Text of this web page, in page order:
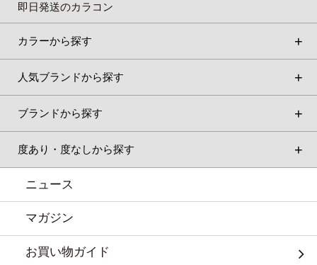
即日発送のカラコン
カラーから探す
人気ブランドから探す
ブランドから探す
度あり・度なしから探す
ニュース
マガジン
お買い物ガイド